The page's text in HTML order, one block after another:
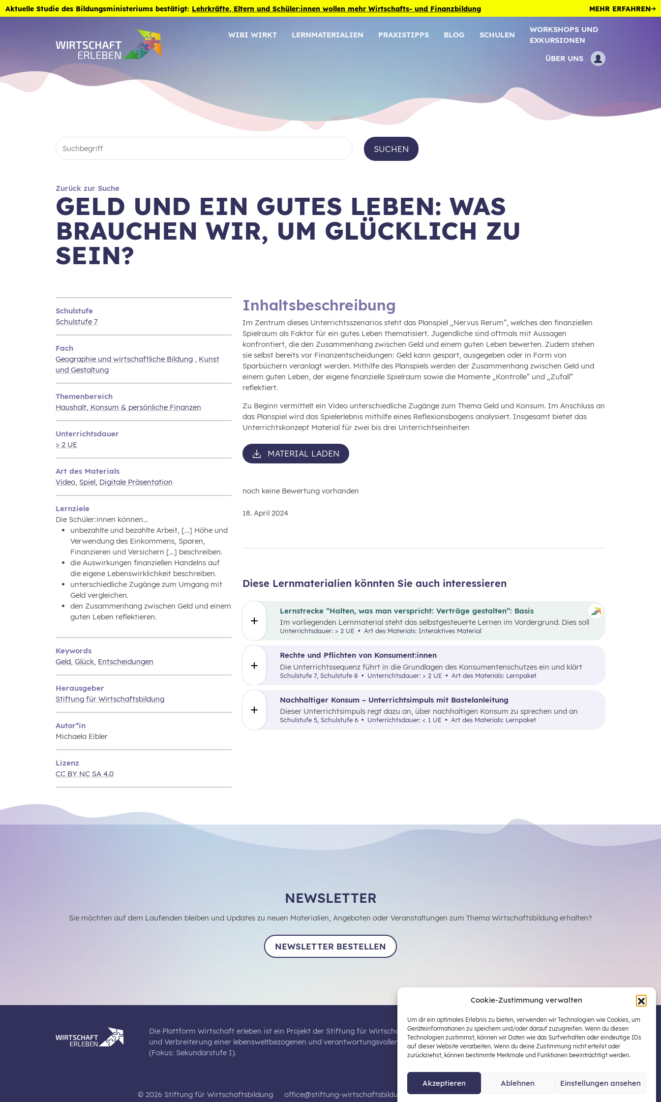
Cookie-Zustimmung verwalten
Um dir ein optimales Erlebnis zu bieten, verwenden wir Technologien wie Cookies, um
Geräteinformationen zu speichern und/oder darauf zuzugreifen. Wenn du diesen
Technologien zustimmst, können wir Daten wie das Surfverhalten oder eindeutige IDs
auf dieser Website verarbeiten. Wenn du deine Zustimmung nicht erteilst oder
zurückziehst, können bestimmte Merkmale und Funktionen beeinträchtigt werden.
Akzeptieren Ablehnen Einstellungen ansehen
Zum Inhalt der Seite springen
Aktuelle Studie des Bildungsministeriums bestätigt: Lehrkräfte, Eltern und Schüler:innen wollen mehr Wirtschafts- und Finanzbildung MEHR ERFAHREN
WIBI WIRKT LERNMATERIALIEN PRAXISTIPPS BLOG SCHULEN
WORKSHOPS UND
EXKURSIONEN
ÜBER UNS
SUCHEN
Zurück zur Suche
GELD UND EIN GUTES LEBEN: WAS
BRAUCHEN WIR, UM GLÜCKLICH ZU
SEIN?
Schulstufe
Schulstufe 7
Fach
Geographie und wirtschaftliche Bildung , Kunst
und Gestaltung
Themenbereich
Haushalt, Konsum & persönliche Finanzen
Unterrichtsdauer
> 2 UE
Art des Materials
Video, Spiel, Digitale Präsentation
Lernziele
Die Schüler:innen können...
unbezahlte und bezahlte Arbeit, […] Höhe und
Verwendung des Einkommens, Sparen,
Finanzieren und Versichern […] beschreiben.
die Auswirkungen finanziellen Handelns auf
die eigene Lebenswirklichkeit beschreiben.
unterschiedliche Zugänge zum Umgang mit
Geld vergleichen.
den Zusammenhang zwischen Geld und einem
guten Leben reflektieren.
Keywords
Geld,Glück, Entscheidungen
Herausgeber
Stiftung für Wirtschaftsbildung
Autor*in
Michaela Eibler
Lizenz
CC BY NC SA 4.0
Inhaltsbeschreibung
Im Zentrum dieses Unterrichtsszenarios steht das Planspiel „Nervus Rerum“, welches den finanziellen
Spielraum als Faktor für ein gutes Leben thematisiert. Jugendliche sind oftmals mit Aussagen
konfrontiert, die den Zusammenhang zwischen Geld und einem guten Leben bewerten. Zudem stehen
sie selbst bereits vor Finanzentscheidungen: Geld kann gespart, ausgegeben oder in Form von
Sparbüchern veranlagt werden. Mithilfe des Planspiels werden der Zusammenhang zwischen Geld und
einem guten Leben, der eigene finanzielle Spielraum sowie die Momente „Kontrolle“ und „Zufall“
reflektiert.
Zu Beginn vermittelt ein Video unterschiedliche Zugänge zum Thema Geld und Konsum. Im Anschluss an
das Planspiel wird das Spielerlebnis mithilfe eines Reflexionsbogens analysiert. Insgesamt bietet das
Unterrichtskonzept Material für zwei bis drei Unterrichtseinheiten
MATERIAL LADEN
noch keine Bewertung vorhanden
18. April 2024
Diese Lernmaterialien könnten Sie auch interessieren
Rechte und Pflichten von Konsument:innen
Die Unterrichtssequenz führt in die Grundlagen des Konsumentenschutzes ein und klärt
über Rechte und Pflichten minderjähriger Konsument:innen auf.
Schulstufe 7, Schulstufe 8 Unterrichtsdauer: > 2 UE Art des Materials: Lernpaket
Nachhaltiger Konsum – Unterrichtsimpuls mit Bastelanleitung
Dieser Unterrichtsimpuls regt dazu an, über nachhaltigen Konsum zu sprechen und an
einem praktischen Beispiel den Trend „Upcycling“ greifbar und verstehbar zu machen.
Schulstufe 5, Schulstufe 6 Unterrichtsdauer: < 1 UE Art des Materials: Lernpaket
Lernstrecke “Halten, was man verspricht: Verträge gestalten”: Basis
Im vorliegenden Lernmaterial steht das selbstgesteuerte Lernen im Vordergrund. Dies soll
den Schüler:innen erlauben, sich selbstständig und in ihrem eigenen Tempo mit den Inhalten
Unterrichtsdauer: > 2 UE Art des Materials: Interaktives Material
NEWSLETTER
Sie möchten auf dem Laufenden bleiben und Updates zu neuen Materialien, Angeboten oder Veranstaltungen zum Thema Wirtschaftsbildung erhalten?
NEWSLETTER BESTELLEN
Die Plattform Wirtschaft erleben ist ein Projekt der Stiftung für Wirtschaftsbildung, Österreichs zentraler Plattform für die Stärkung
und Verbreiterung einer lebensweltbezogenen und verantwortungsvollen Wirtschaftsbildung in der schulischen Allgemeinbildung
(Fokus: Sekundarstufe I).
© 2026 Stiftung für Wirtschaftsbildung office@stiftung-wirtschaftsbildung.at Datenschutz